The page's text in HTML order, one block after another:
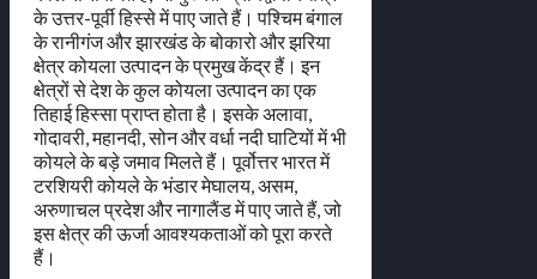
के उत्तर-पूर्वी हिस्से में पाए जाते हैं। पश्चिम बंगाल
के रानीगंज और झारखंड के बोकारो और झरिया
क्षेत्र कोयला उत्पादन के प्रमुख केंद्र हैं। इन
क्षेत्रों से देश के कुल कोयला उत्पादन का एक
तिहाई हिस्सा प्राप्त होता है। इसके अलावा,
गोदावरी, महानदी, सोन और वर्धा नदी घाटियों में भी
कोयले के बड़े जमाव मिलते हैं। पूर्वोत्तर भारत में
टरशियरी कोयले के भंडार मेघालय, असम,
अरुणाचल प्रदेश और नागालैंड में पाए जाते हैं, जो
इस क्षेत्र की ऊर्जा आवश्यकताओं को पूरा करते
हैं।